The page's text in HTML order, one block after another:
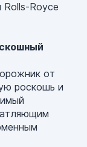
Royce
от
роскошь и